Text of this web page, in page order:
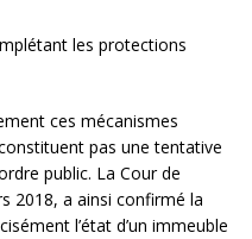
les protections
ces mécanismes
pas une tentative
public. La Cour de
2018, a ainsi confirmé la
l’état d’un immeuble